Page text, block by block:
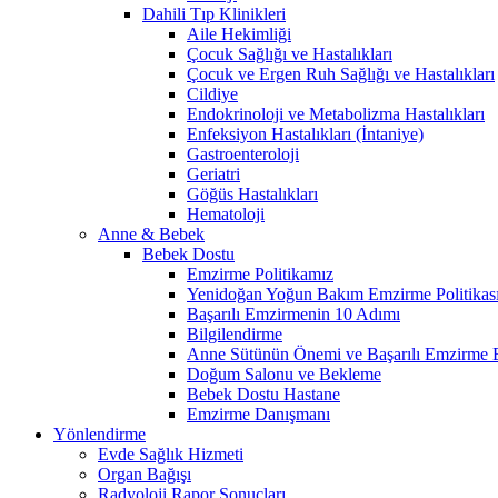
Dahili Tıp Klinikleri
Aile Hekimliği
Çocuk Sağlığı ve Hastalıkları
Çocuk ve Ergen Ruh Sağlığı ve Hastalıkları
Cildiye
Endokrinoloji ve Metabolizma Hastalıkları
Enfeksiyon Hastalıkları (İntaniye)
Gastroenteroloji
Geriatri
Göğüs Hastalıkları
Hematoloji
Anne & Bebek
Bebek Dostu
Emzirme Politikamız
Yenidoğan Yoğun Bakım Emzirme Politikası
Başarılı Emzirmenin 10 Adımı
Bilgilendirme
Anne Sütünün Önemi ve Başarılı Emzirme
Doğum Salonu ve Bekleme
Bebek Dostu Hastane
Emzirme Danışmanı
Yönlendirme
Evde Sağlık Hizmeti
Organ Bağışı
Radyoloji Rapor Sonuçları